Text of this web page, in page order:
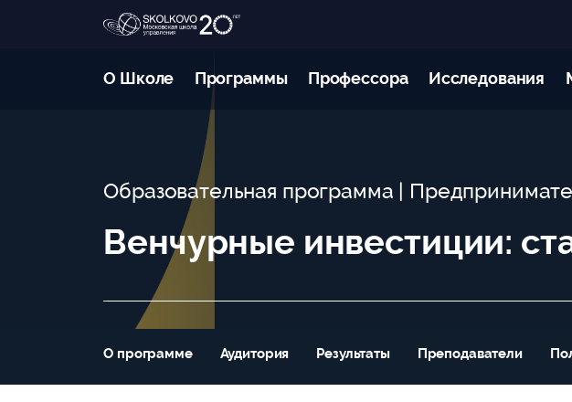
О Школе Программы Профессора Исследования
Образовательная программа |
Венчурные инвестиции:
О программе Аудитория Результаты Преподаватели